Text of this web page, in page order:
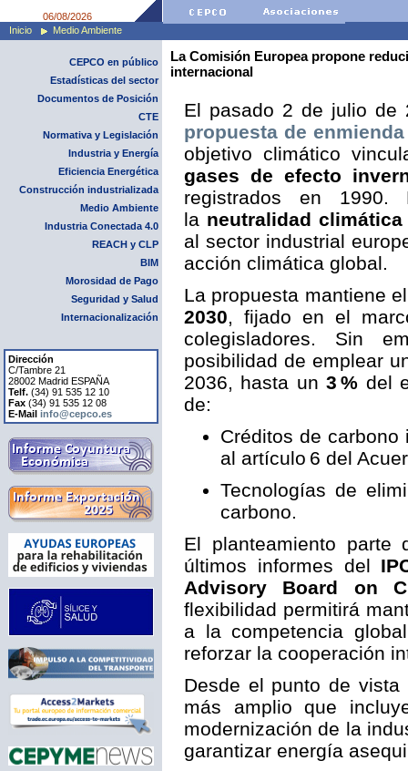
06/08/2026
Inicio
Medio Ambiente
CEPCO en público
Estadísticas del sector
Documentos de Posición
CTE
Normativa y Legislación
Industria y Energía
Eficiencia Energética
Construcción industrializada
Medio Ambiente
Industria Conectada 4.0
REACH y CLP
BIM
Morosidad de Pago
Seguridad y Salud
Internacionalización
Dirección
C/Tambre 21
28002 Madrid ESPAÑA
Telf. (34) 91 535 12 10
Fax (34) 91 535 12 08
E-Mail info@cepco.es
La Comisión Europea propone
internacional
El pasado 2 de julio de
propuesta de
objetivo climático
gases de efecto
registrados en 1990.
la neutralidad climática
al sector industrial
acción climática global.
La propuesta mantiene
2030, fijado en el
colegisladores. Sin
posibilidad de emplear
2036, hasta un3 % del
de:
Créditos de
al artículo 6 del
Tecnologías de
carbono.
El planteamiento
últimos informes del
Advisory Board on
flexibilidad permitirá
a la competencia
reforzar la cooperación
Desde el punto de
más amplio que
modernización de la
garantizar energía